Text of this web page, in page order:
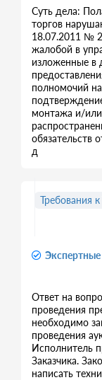
Суть дела:
торгов
18.07.2011 №
жалобой в
изложенные в
полномочий
монтажа и/
обязательств
д
Ответ на
проведения
необходимо
проведения
Исполнитель
Заказчика.
написать
Требования